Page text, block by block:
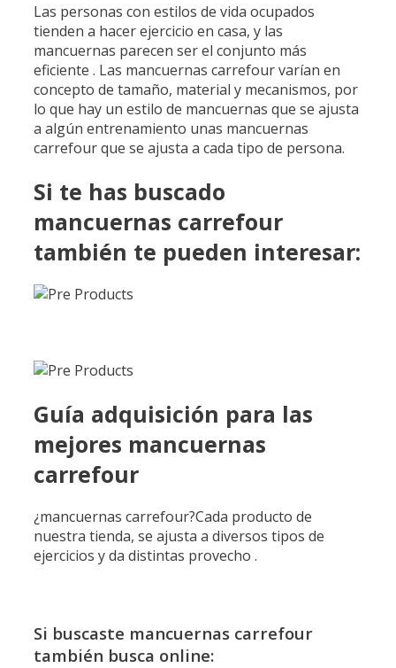
Las personas con estilos de vida ocupados
tienden a hacer ejercicio en casa, y las
mancuernas parecen ser el conjunto más
eficiente . Las mancuernas carrefour varían en
concepto de tamaño, material y mecanismos, por
lo que hay un estilo de mancuernas que se ajusta
a algún entrenamiento unas mancuernas
carrefour que se ajusta a cada tipo de persona.
Si te has buscado
mancuernas carrefour
también te pueden interesar:
Guía adquisición para las
mejores mancuernas
carrefour
¿mancuernas carrefour?Cada producto de
nuestra tienda, se ajusta a diversos tipos de
ejercicios y da distintas provecho .
Si buscaste mancuernas carrefour
también busca online: